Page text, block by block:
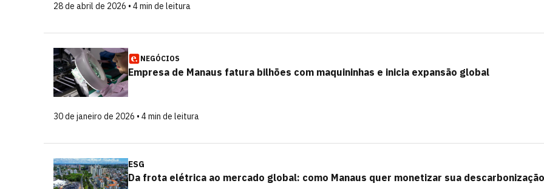
28 de abril de 2026 • 4 min de leitura
NEGÓCIOS
Empresa de Manaus fatura bilhões com maquininhas e inicia expansão global
30 de janeiro de 2026 • 4 min de leitura
ESG
Da frota elétrica ao mercado global: como Manaus quer monetizar sua descarbonização